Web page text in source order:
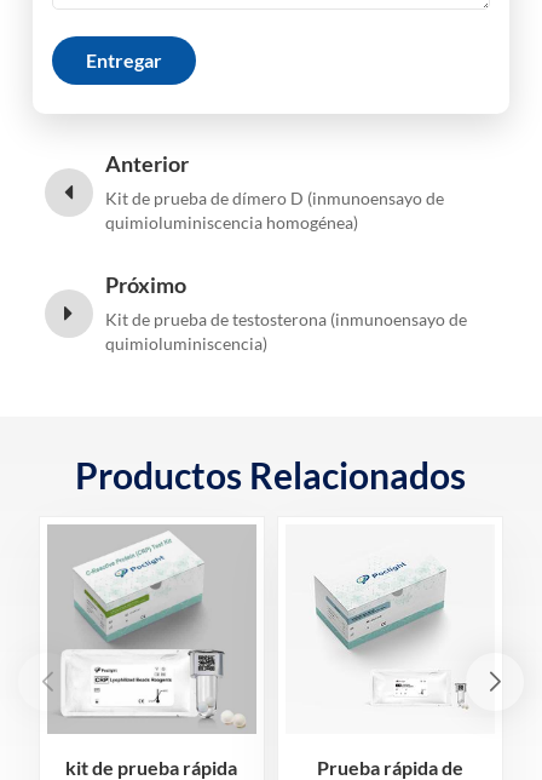
Entregar
Anterior
Kit de prueba de dímero D (inmunoensayo de
quimioluminiscencia homogénea)
Próximo
Kit de prueba de testosterona (inmunoensayo de
quimioluminiscencia)
Productos Relacionados
kit de prueba rápida
Prueba rápida de